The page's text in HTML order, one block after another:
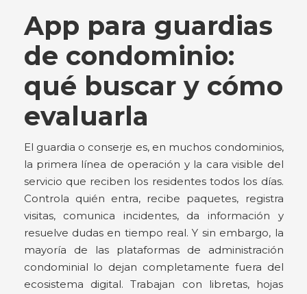
App para guardias
de condominio:
qué buscar y cómo
evaluarla
El guardia o conserje es, en muchos condominios,
la primera línea de operación y la cara visible del
servicio que reciben los residentes todos los días.
Controla quién entra, recibe paquetes, registra
visitas, comunica incidentes, da información y
resuelve dudas en tiempo real. Y sin embargo, la
mayoría de las plataformas de administración
condominial lo dejan completamente fuera del
ecosistema digital. Trabajan con libretas, hojas